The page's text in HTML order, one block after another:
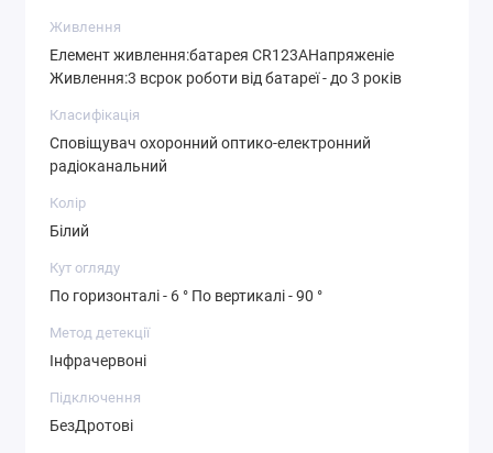
Живлення
Елемент живлення:батарея CR123AНапряженіе
Живлення:3 всрок роботи від батареї - до 3 років
Класифікація
Сповіщувач охоронний оптико-електронний
радіоканальний
Колір
Білий
Кут огляду
По горизонталі - 6 ° По вертикалі - 90 °
Метод детекції
Інфрачервоні
Підключення
БезДротові